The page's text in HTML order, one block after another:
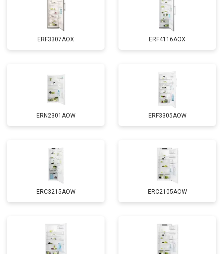
ERF3307AOX ERF4116AOX
ERN2301AOW ERF3305AOW
ERC3215AOW ERC2105AOW